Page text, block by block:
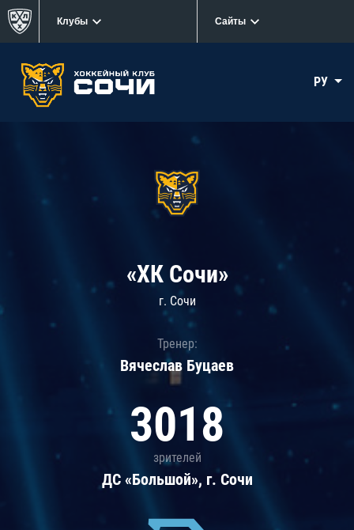
Клубы Сайты
РУ
«ХК Сочи»
г. Сочи
Тренер:
Вячеслав Буцаев
3018
зрителей
ДС «Большой», г. Сочи